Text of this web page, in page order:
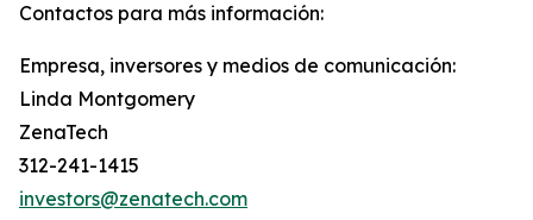
Contactos para más información:
Empresa, inversores y medios de comunicación:
Linda Montgomery
ZenaTech
312-241-1415
investors@zenatech.com